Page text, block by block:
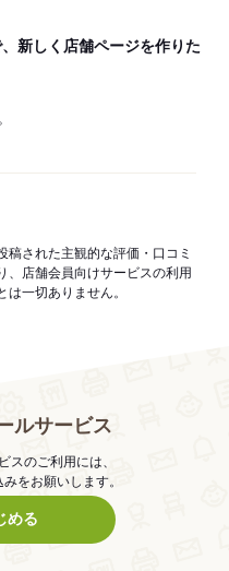
新しく店舗ページを作りた
された主観的な評価・口コミ
、店舗会員向けサービスの利用
一切ありません。
ルサービス
スのご利用には、
をお願いします。
める